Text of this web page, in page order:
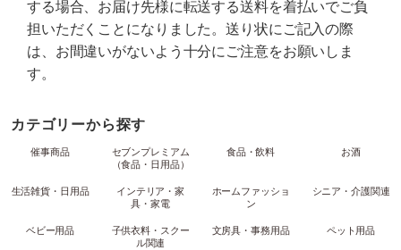
する場合、お届け先様に転送する送料を着払いでご負
担いただくことになりました。送り状にご記入の際
は、お間違いがないよう十分にご注意をお願いしま
す。
カテゴリーから探す
催事商品
セブンプレミアム
（食品・日用品）
食品・飲料 お酒
生活雑貨・日用品
インテリア・家
具・家電
ホームファッショ
ン
シニア・介護関連
ベビー用品
子供衣料・スクー
ル関連
文房具・事務用品 ペット用品